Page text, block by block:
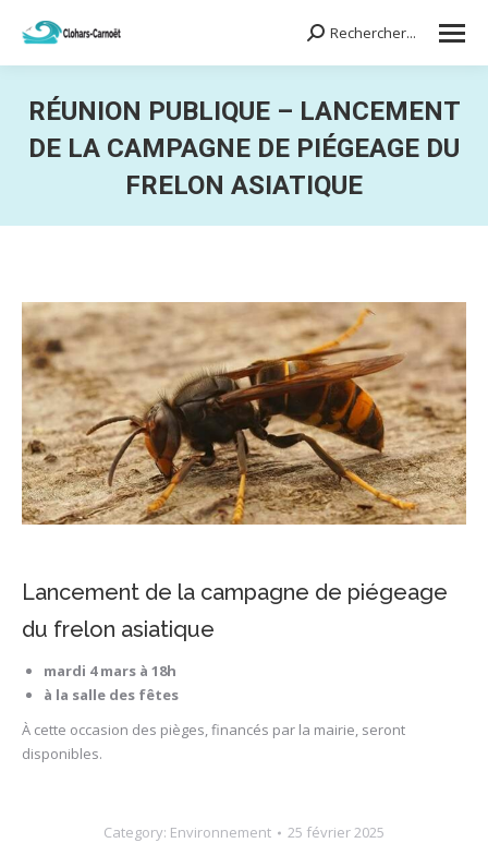
Search:Rechercher...
RÉUNION PUBLIQUE – LANCEMENT
DE LA CAMPAGNE DE PIÉGEAGE DU
FRELON ASIATIQUE
Lancement de la campagne de piégeage
du frelon asiatique
mardi 4 mars à 18h
à la salle des fêtes
À cette occasion des pièges, financés par la mairie, seront
disponibles.
Category: Environnement
25 février 2025